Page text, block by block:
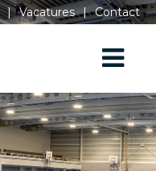
| Vacatures | Contact